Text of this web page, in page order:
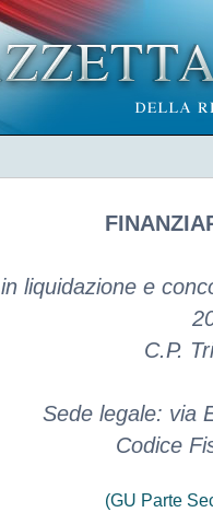
in liquidazione e
C.P.
Sede legale: via
Codice
(GU Parte